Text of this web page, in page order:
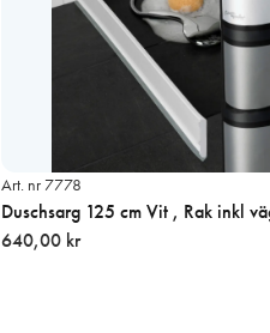
Art. nr 7778
Duschsarg 125 cm Vit , Rak inkl
640,00 kr